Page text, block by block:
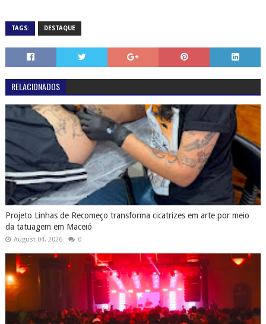
TAGS: DESTAQUE
RELACIONADOS
Projeto Linhas de Recomeço transforma cicatrizes em arte por meio
da tatuagem em Maceió
August 04, 2026 0